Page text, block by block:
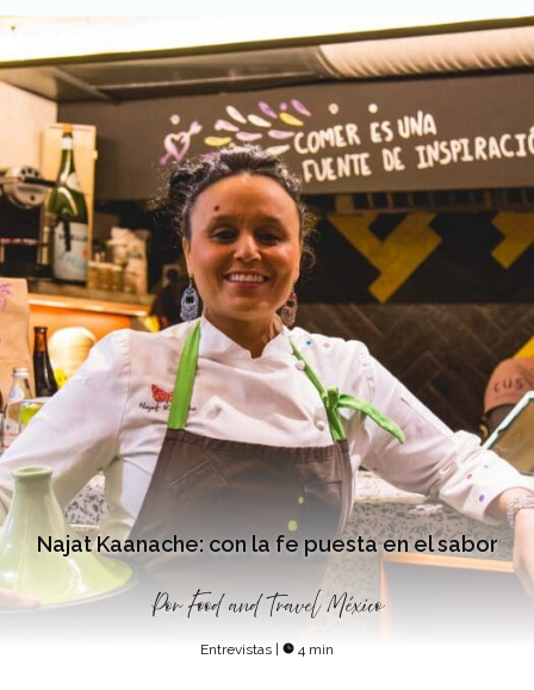
Najat Kaanache: con la fe puesta en el sabor
Por Food and Travel México
Entrevistas | 4 min